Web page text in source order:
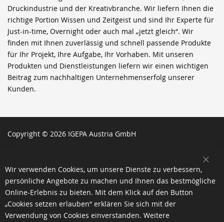
Druckindustrie und der Kreativbranche. Wir liefern Ihnen die
richtige Portion Wissen und Zeitgeist und sind Ihr Experte für
Just-in-time, Overnight oder auch mal „jetzt gleich“. Wir
finden mit Ihnen zuverlässig und schnell passende Produkte
für Ihr Projekt, Ihre Aufgabe, Ihr Vorhaben. Mit unseren
Produkten und Dienstleistungen liefern wir einen wichtigen
Beitrag zum nachhaltigen Unternehmenserfolg unserer
Kunden.
Copyright © 2026 IGEPA Austria GmbH
Wir verwenden Cookies, um unsere Dienste zu verbessern,
persönliche Angebote zu machen und Ihnen das bestmögliche
Online-Erlebnis zu bieten. Mit dem Klick auf den Button
„Cookies setzen erlauben“ erklären Sie sich mit der
Verwendung von Cookies einverstanden. Weitere